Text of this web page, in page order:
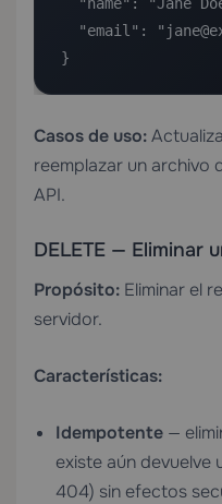
}
Casos de uso:
reemplazar un archivo
API.
DELETE — Eliminar
Propósito: Eliminar el
servidor.
Características:
Idempotente —
existe aún devuelve
404) sin efectos